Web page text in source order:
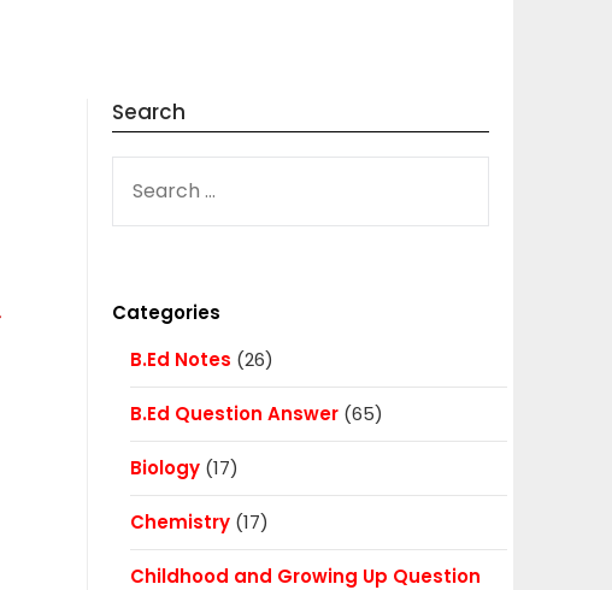
Search
FOR:
Categories
B.Ed Notes (26)
B.Ed Question Answer(65)
Biology(17)
Chemistry(17)
Childhood and Growing Up Question